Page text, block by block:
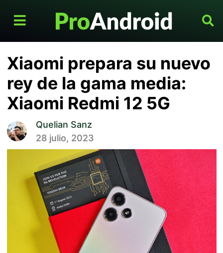
Xiaomi prepara su nuevo
rey de la gama media:
Xiaomi Redmi 12 5G
Quelian Sanz
28 julio, 2023